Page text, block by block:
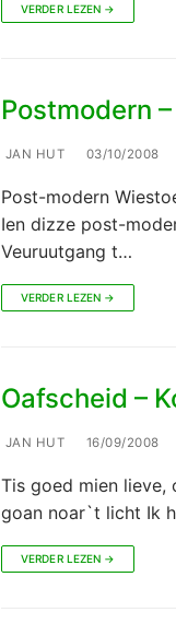
VERDER LEZEN →
Postmodern
JAN HUT 03/10/2008
Post-modern
Ien dizze post-
Veuruutgang t…
VERDER LEZEN →
Oafscheid –
JAN HUT 16/09/2008
Tis goed mien lieve,
goan noar`t licht Ik
VERDER LEZEN →